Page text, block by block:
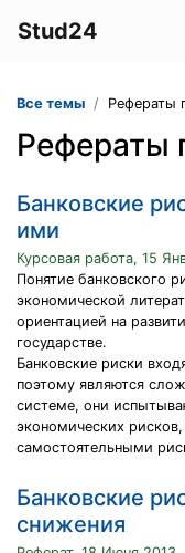
Stud24
Все темы Рефераты
Рефераты
Банковские
ими
Курсовая работа, 15
Понятие банковского
экономической
ориентацией на
государстве.
Банковские риски
поэтому являются
системе, они
экономических
самостоятельными
Банковские
снижения